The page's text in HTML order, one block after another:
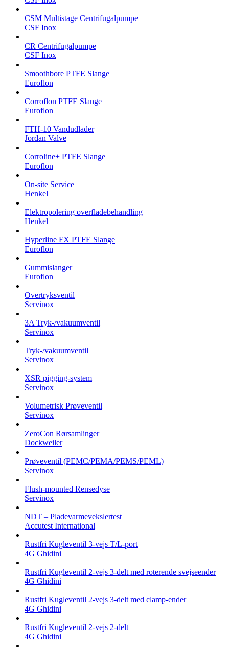
CSM Multistage Centrifugalpumpe
CSF Inox
CR Centrifugalpumpe
CSF Inox
Smoothbore PTFE Slange
Euroflon
Corroflon PTFE Slange
Euroflon
FTH-10 Vandudlader
Jordan Valve
Corroline+ PTFE Slange
Euroflon
On-site Service
Henkel
Elektropolering overfladebehandling
Henkel
Hyperline FX PTFE Slange
Euroflon
Gummislanger
Euroflon
Overtryksventil
Servinox
3A Tryk-/vakuumventil
Servinox
Tryk-/vakuumventil
Servinox
XSR pigging-system
Servinox
Volumetrisk Prøveventil
Servinox
ZeroCon Rørsamlinger
Dockweiler
Prøveventil (PEMC/PEMA/PEMS/PEML)
Servinox
Flush-mounted Rensedyse
Servinox
NDT – Pladevarmevekslertest
Accutest International
Rustfri Kugleventil 3-vejs T/L-port
4G Ghidini
Rustfri Kugleventil 2-vejs 3-delt med roterende svejseender
4G Ghidini
Rustfri Kugleventil 2-vejs 3-delt med clamp-ender
4G Ghidini
Rustfri Kugleventil 2-vejs 2-delt
4G Ghidini